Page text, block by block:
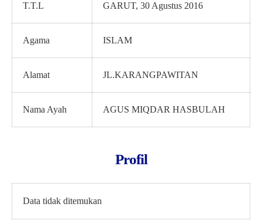
T.T.L GARUT, 30 Agustus 2016
Agama ISLAM
Alamat JL.KARANGPAWITAN
Nama Ayah AGUS MIQDAR HASBULAH
Profil
Data tidak ditemukan